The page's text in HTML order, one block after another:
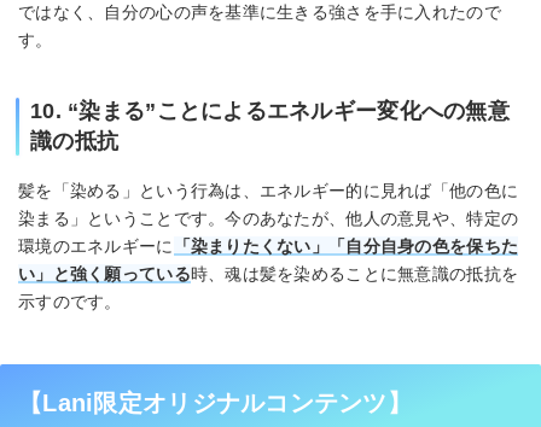
ではなく、自分の心の声を基準に生きる強さを手に入れたので
す。
10. “染まる”ことによるエネルギー変化への無意
識の抵抗
髪を「染める」という行為は、エネルギー的に見れば「他の色に
染まる」ということです。今のあなたが、他人の意見や、特定の
環境のエネルギーに
「染まりたくない」「自分自身の色を保ちた
い」と強く願っている時、魂は髪を染めることに無意識の抵抗を
示すのです。
【Lani限定オリジナルコンテンツ】